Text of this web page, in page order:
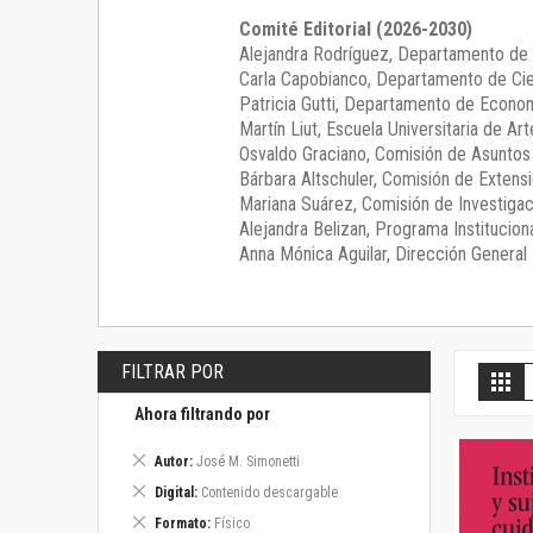
Comité Editorial (2026-2030)
Alejandra Rodríguez, Departamento de
Carla Capobianco, Departamento de
Patricia Gutti, Departamento de
Martín Liut, Escuela Universitaria de
Osvaldo Graciano, Comisión de
Bárbara Altschuler, Comisión de
Mariana Suárez, Comisión de
Alejandra Belizan, Programa
Anna Mónica Aguilar, Dirección General
FILTRAR POR
Ahora filtrando por
Autor José M. Simonetti
Eliminar
artículo
Digital Contenido descargable
Eliminar
artículo
Formato Físico
Eliminar